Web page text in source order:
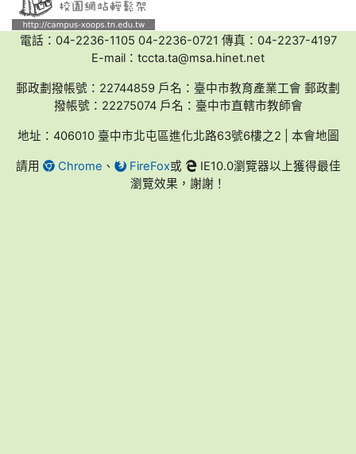
電話：04-2236-1105 04-2236-0721 傳真：04-2237-4197
E-mail：tccta.ta@msa.hinet.net
郵政劃撥帳號：22744859 戶名：臺中市教育產業工會 郵政劃
撥帳號：22275074 戶名：臺中市直轄市教師會
地址：406010 臺中市北屯區進化北路63號6樓之2 | 本會地圖
請用 Chrome 、 FireFox或
IE10.0瀏覽器以上獲得最佳
瀏覽效果，謝謝！